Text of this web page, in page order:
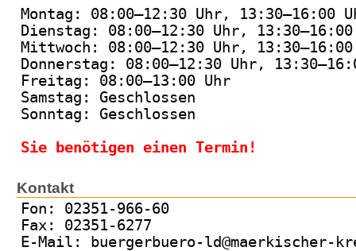
Montag: 08:00–12:30 Uhr, 13:30–16:00
Dienstag: 08:00–12:30 Uhr,
Mittwoch: 08:00–12:30 Uhr,
Donnerstag: 08:00–12:30 Uhr,
Freitag: 08:00–13:00 Uhr
Samstag: Geschlossen
Sonntag: Geschlossen
Sie benötigen einen Termin!
Kontakt
Fon: 02351-966-60
Fax: 02351-6277
E-Mail: buergerbuero-ld@maerkischer-